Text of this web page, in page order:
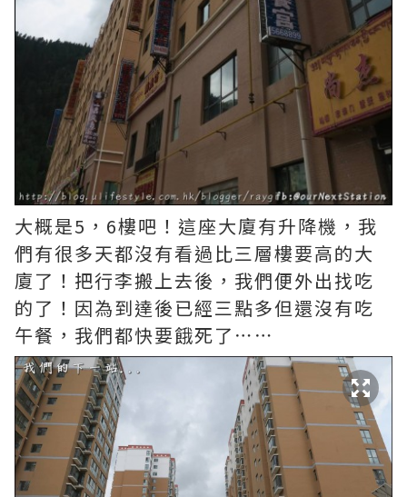
大概是5，6樓吧！這座大廈有升降機，我
們有很多天都沒有看過比三層樓要高的大
廈了！把行李搬上去後，我們便外出找吃
的了！因為到達後已經三點多但還沒有吃
午餐，我們都快要餓死了⋯⋯